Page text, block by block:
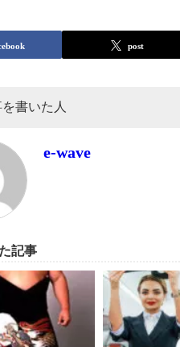
post
書いた人
e-wave
記事